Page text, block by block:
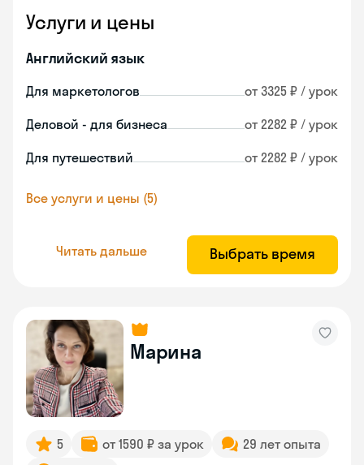
Услуги и цены
Английский язык
Для маркетологов от 3325 ₽ / урок
Деловой - для бизнеса от 2282 ₽ / урок
Для путешествий от 2282 ₽ / урок
Все услуги и цены (5)
Читать дальше Выбрать время
Марина
5 от 1590 ₽ за урок
29 лет опыта